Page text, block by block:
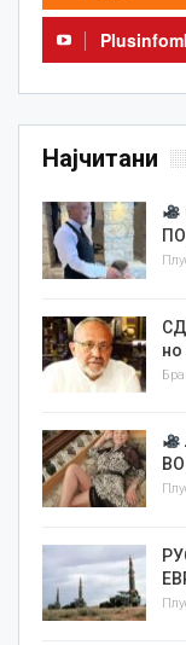
Најчитани
но